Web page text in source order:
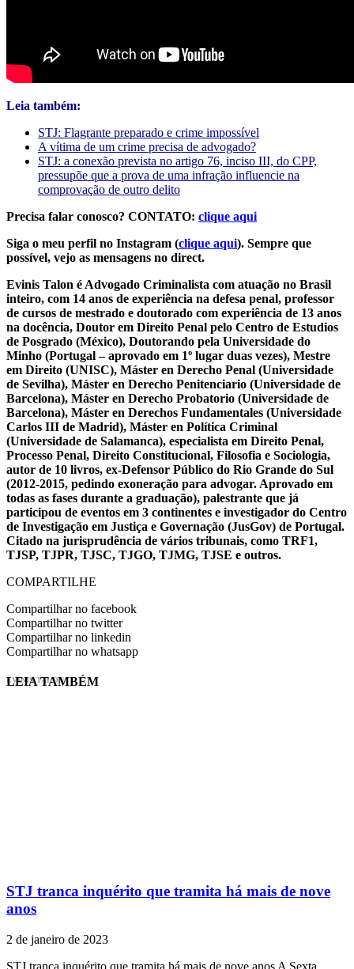
Leia também:
STJ: Flagrante preparado e crime impossível
A vítima de um crime precisa de advogado?
STJ: a conexão prevista no artigo 76, inciso III, do CPP,
pressupõe que a prova de uma infração influencie na
comprovação de outro delito
Precisa falar conosco? CONTATO: clique aqui
Siga o meu perfil no Instagram (clique aqui). Sempre que
possível, vejo as mensagens no direct.
Evinis Talon é Advogado Criminalista com atuação no Brasil
inteiro, com 14 anos de experiência na defesa penal, professor
de cursos de mestrado e doutorado com experiência de 13 anos
na docência, Doutor em Direito Penal pelo Centro de Estudios
de Posgrado (México), Doutorando pela Universidade do
Minho (Portugal – aprovado em 1º lugar duas vezes), Mestre
em Direito (UNISC), Máster en Derecho Penal (Universidade
de Sevilha), Máster en Derecho Penitenciario (Universidade de
Barcelona), Máster en Derecho Probatorio (Universidade de
Barcelona), Máster en Derechos Fundamentales (Universidade
Carlos III de Madrid), Máster en Política Criminal
(Universidade de Salamanca), especialista em Direito Penal,
Processo Penal, Direito Constitucional, Filosofia e Sociologia,
autor de 10 livros, ex-Defensor Público do Rio Grande do Sul
(2012-2015, pedindo exoneração para advogar. Aprovado em
todas as fases durante a graduação), palestrante que já
participou de eventos em 3 continentes e investigador do Centro
de Investigação em Justiça e Governação (JusGov) de Portugal.
Citado na jurisprudência de vários tribunais, como TRF1,
TJSP, TJPR, TJSC, TJGO, TJMG, TJSE e outros.
COMPARTILHE
Compartilhar no facebook
Compartilhar no twitter
Compartilhar no linkedin
Compartilhar no whatsapp
EVINIS TALON
LEIA TAMBÉM
STJ tranca inquérito que tramita há mais de nove
anos
2 de janeiro de 2023